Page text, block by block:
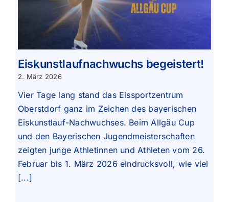
Eiskunstlaufnachwuchs begeistert!
2. März 2026
Vier Tage lang stand das Eissportzentrum
Oberstdorf ganz im Zeichen des bayerischen
Eiskunstlauf-Nachwuchses. Beim Allgäu Cup
und den Bayerischen Jugendmeisterschaften
zeigten junge Athletinnen und Athleten vom 26.
Februar bis 1. März 2026 eindrucksvoll, wie viel
[...]